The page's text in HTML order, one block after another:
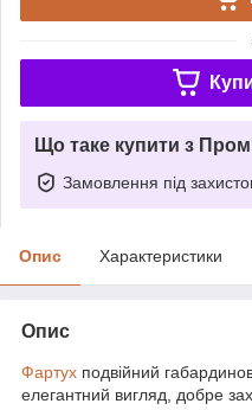
Що таке купити з
Замовлення під
Опис Характеристики
Опис
Фартух подвійний
елегантний вигляд, добре